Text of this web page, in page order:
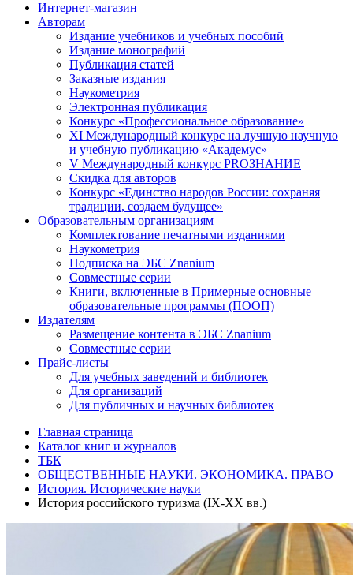
Интернет-магазин
Авторам
Издание учебников и учебных пособий
Издание монографий
Публикация статей
Заказные издания
Наукометрия
Электронная публикация
Конкурс «Профессиональное образование»
XI Международный конкурс на лучшую научную
и учебную публикацию «Академус»
V Международный конкурс PROЗНАНИЕ
Скидка для авторов
Конкурс «Единство народов России: сохраняя
традиции, создаем будущее»
Образовательным организациям
Комплектование печатными изданиями
Наукометрия
Подписка на ЭБС Znanium
Совместные серии
Книги, включенные в Примерные основные
образовательные программы (ПООП)
Издателям
Размещение контента в ЭБС Znanium
Совместные серии
Прайс-листы
Для учебных заведений и библиотек
Для организаций
Для публичных и научных библиотек
Главная страница
Каталог книг и журналов
ТБК
ОБЩЕСТВЕННЫЕ НАУКИ. ЭКОНОМИКА. ПРАВО
История. Исторические науки
История российского туризма (IX-XX вв.)